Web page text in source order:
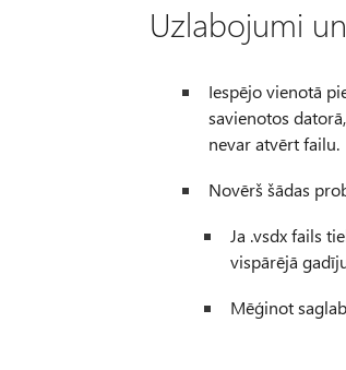
Uzlabojumi
Iespējo vienotā
savienotos
nevar atvērt failu.
Novērš šādas
Ja .vsdx fails
vispārējā
Mēģinot